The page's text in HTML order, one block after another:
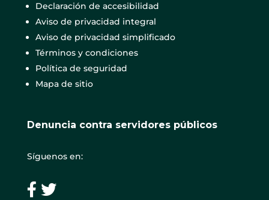
Declaración de accesibilidad
Aviso de privacidad integral
Aviso de privacidad simplificado
Términos y condiciones
Política de seguridad
Mapa de sitio
Denuncia contra servidores públicos
Síguenos en: